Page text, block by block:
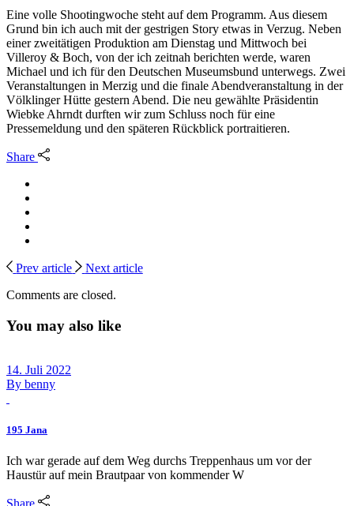
Eine volle Shootingwoche steht auf dem Programm. Aus diesem
Grund bin ich auch mit der gestrigen Story etwas in Verzug. Neben
einer zweitätigen Produktion am Dienstag und Mittwoch bei
Villeroy & Boch, von der ich zeitnah berichten werde, waren
Michael und ich für den Deutschen Museumsbund unterwegs. Zwei
Veranstaltungen in Merzig und die finale Abendveranstaltung in der
Völklinger Hütte gestern Abend. Die neu gewählte Präsidentin
Wiebke Ahrndt durften wir zum Schluss noch für eine
Pressemeldung und den späteren Rückblick portraitieren.
Share
Prev article
Next article
Comments are closed.
You may also like
14. Juli 2022
By benny
195 Jana
Ich war gerade auf dem Weg durchs Treppenhaus um vor der
Haustür auf mein Brautpaar von kommender W
Share